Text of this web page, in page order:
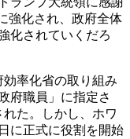
強化され、政府全体
化されていくだろ
率化省の取り組み
府職員」に指定さ
た。しかし、ホワ
に正式に役割を開始